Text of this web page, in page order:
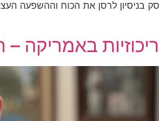
בניסיון לרסן את הכוח וההשפעה
באמריקה